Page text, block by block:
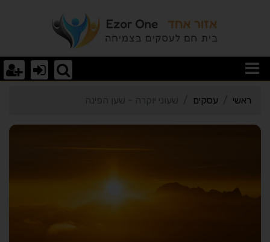
פרטי כרטיס העסק שעוני
ראשי עסקים שעוני יוקרה - שען הפינה